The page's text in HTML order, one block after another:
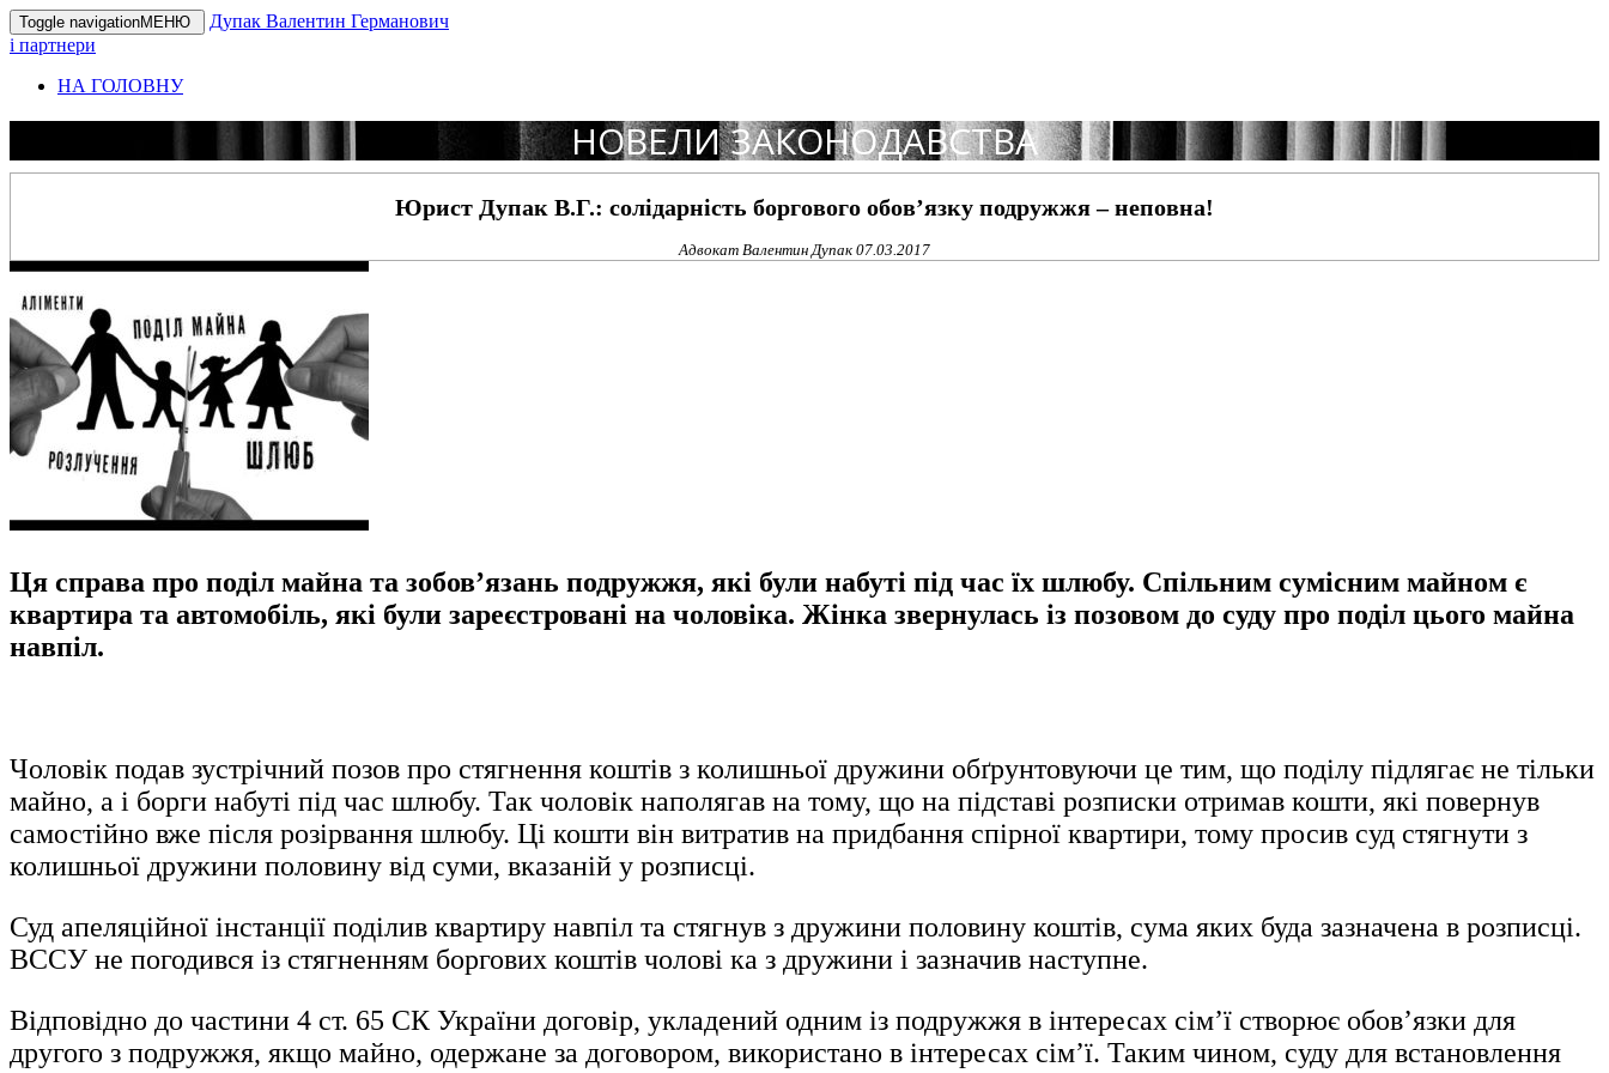
Toggle navigationМЕНЮ
Дупак Валентин Германович
і партнери
НА ГОЛОВНУ
НОВЕЛИ ЗАКОНОДАВСТВА
Юрист Дупак В.Г.: солідарність боргового обов’язку подружжя – неповна!
Адвокат Валентин Дупак 07.03.2017
Ця справа про поділ майна та зобов’язань подружжя, які були набуті під час їх шлюбу. Спільним сумісним майном є
квартира та автомобіль, які були зареєстровані на чоловіка. Жінка звернулась із позовом до суду про поділ цього майна
навпіл.
Чоловік подав зустрічний позов про стягнення коштів з колишньої дружини обґрунтовуючи це тим, що поділу підлягає не тільки
майно, а і борги набуті під час шлюбу. Так чоловік наполягав на тому, що на підставі розписки отримав кошти, які повернув
самостійно вже після розірвання шлюбу. Ці кошти він витратив на придбання спірної квартири, тому просив суд стягнути з
колишньої дружини половину від суми, вказаній у розписці.
Суд апеляційної інстанції поділив квартиру навпіл та стягнув з дружини половину коштів, сума яких буда зазначена в розписці.
ВССУ не погодився із стягненням боргових коштів чолові ка з дружини і зазначив наступне.
Відповідно до частини 4 ст. 65 СК України договір, укладений одним із подружжя в інтересах сім’ї створює обов’язки для
другого з подружжя, якщо майно, одержане за договором, використано в інтересах сім’ї. Таким чином, суду для встановлення